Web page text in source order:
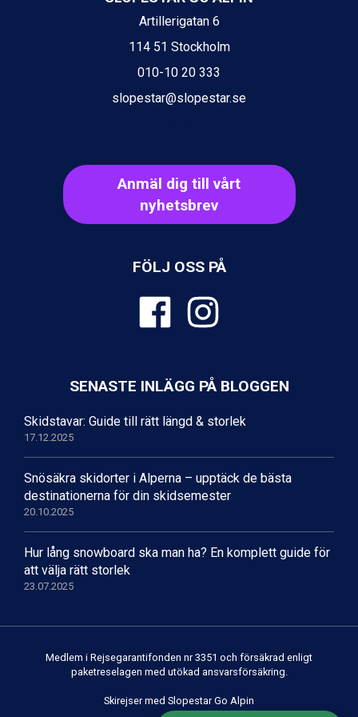
Artillerigatan 6
114 51 Stockholm
010-10 20 333
slopestar@slopestar.se
Anmäl dig till vårt
nyhetsbrev
FÖLJ OSS PÅ
SENASTE INLÄGG PÅ BLOGGEN
Skidstavar: Guide till rätt längd & storlek
17.12.2025
Snösäkra skidorter i Alperna – upptäck de bästa
destinationerna för din skidsemester
20.10.2025
Hur lång snowboard ska man ha? En komplett guide för
att välja rätt storlek
23.07.2025
Medlem i Rejsegarantifonden nr 3351 och försäkrad enligt
paketreselagen med utökad ansvarsförsäkring.
Skirejser med Slopestar Go Alpin